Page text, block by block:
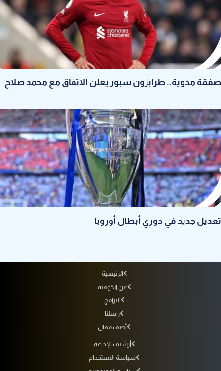
صفقة مدوية.. طرابزون سبور يعلن الاتفاق مع محمد صلاح
تعديل جديد في دوري أبطال أوروبا
الرئيسية
عن الكوفية
البرامج
راسلنا
أضف مقال
أرشيف الإذاعة
سياسة الاستخدام